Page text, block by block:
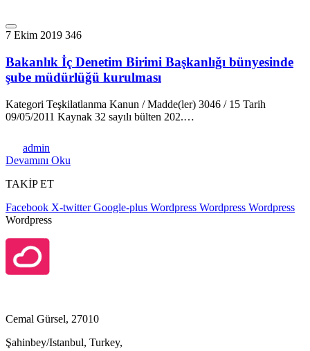
7 Ekim 2019 346
Bakanlık İç Denetim Birimi Başkanlığı bünyesinde
şube müdürlüğü kurulması
Kategori Teşkilatlanma Kanun / Madde(ler) 3046 / 15 Tarih
09/05/2011 Kaynak 32 sayılı bülten 202.…
admin
Devamını Oku
TAKİP ET
Facebook X-twitter Google-plus Wordpress Wordpress Wordpress
Wordpress
Cemal Gürsel, 27010
Şahinbey/Istanbul, Turkey,